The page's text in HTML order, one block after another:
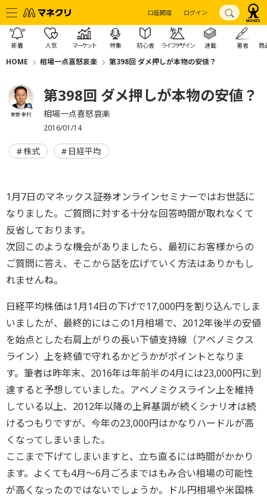
口座開設 ログイン
新着 人気 マーケット 特集 初心者 ライフデザイン 連載 著者 商
HOME 相場一点喜怒哀楽 第398回 ダメ押しが本物の安値？
東野 幸利
第398回 ダメ押しが本物の安値？
相場一点喜怒哀楽
2016/01/14
株式 日経平均
1月7日のマネックス証券オンラインセミナーではお世話に
なりました。ご質問に対する十分な回答時間が取れなくて
反省しております。
次回このような機会がありましたら、最初にお客様からの
ご質問に答え、そこから話を広げていく方法はありかもし
れませんね。
日経平均株価は1月14日の下げで17,000円を割り込んでしま
いましたが、最終的にはこの1月相場で、2012年後半の安値
を始点とした右肩上がりの長い下値支持線（アベノミクス
ライン）上を終値で守れるかどうかがポイントとなりま
す。筆者は昨年末、2016年は年前半の4月には23,000円に到
達すると予想していました。アベノミクスライン上を維持
している以上、2012年以降の上昇基調が続くシナリオは続
けるつもりですが、今年の23,000円はかなりハードルが高
くなってしまいました。
ここまで下げてしまいますと、立ち直るには時間がかかり
ます。よくても4月～6月ごろまではもみ合い相場の可能性
が高くなったのではないでしょうか。ドル円相場や米国株